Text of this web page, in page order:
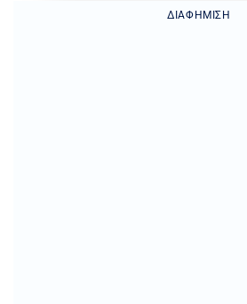
ΔΙΑΦΉΜΙΣΗ